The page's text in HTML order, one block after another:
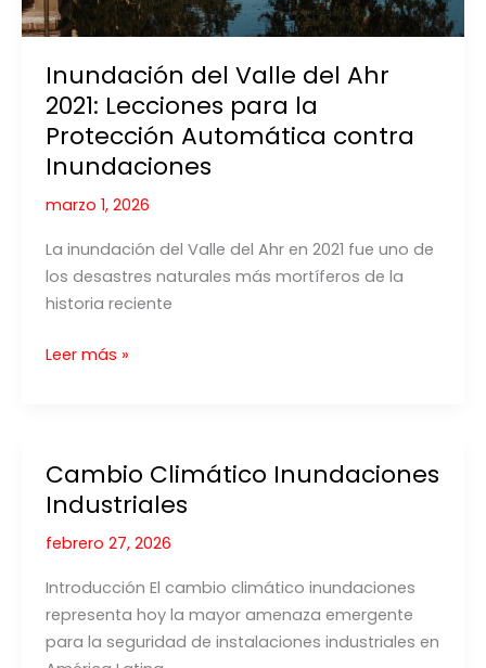
Inundación del Valle del Ahr
2021: Lecciones para la
Protección Automática contra
Inundaciones
marzo 1, 2026
La inundación del Valle del Ahr en 2021 fue uno de
los desastres naturales más mortíferos de la
historia reciente
Inundación
Ahr
2021:
Lecciones
para
Protección
Automática
contra
Leer más »
Cambio Climático Inundaciones
Industriales
febrero 27, 2026
Introducción El cambio climático inundaciones
representa hoy la mayor amenaza emergente
para la seguridad de instalaciones industriales en